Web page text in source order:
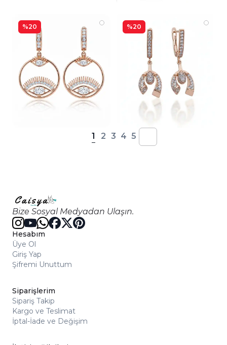
%20 %20
1 2 3 4 5
Bize Sosyal Medyadan Ulaşın.
Hesabım
Üye Ol
Giriş Yap
Şifremi Unuttum
Siparişlerim
Sipariş Takip
Kargo ve Teslimat
İptal-İade ve Değişim